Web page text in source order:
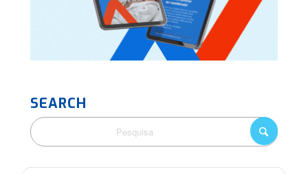
SEARCH